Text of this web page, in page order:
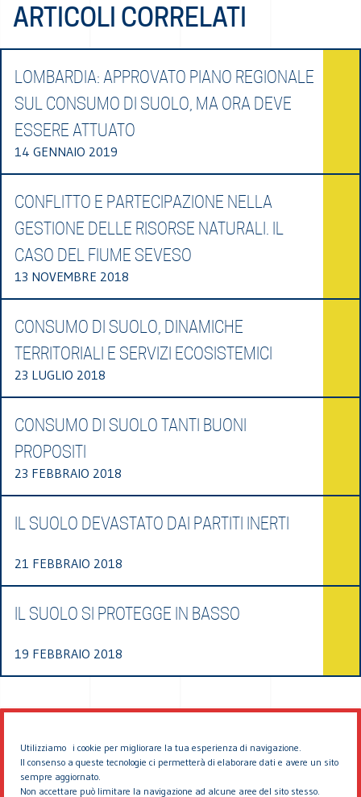
Utilizziamo i cookie per migliorare la tua esperienza di navigazione.
Il consenso a queste tecnologie ci permetterà di elaborare dati e avere un sito
sempre aggiornato.
Non accettare può limitare la navigazione ad alcune aree del sito stesso.
ARTICOLI CORRELATI
LOMBARDIA: APPROVATO PIANO REGIONALE
SUL CONSUMO DI SUOLO, MA ORA DEVE
ESSERE ATTUATO
14 GENNAIO 2019
CONFLITTO E PARTECIPAZIONE NELLA
GESTIONE DELLE RISORSE NATURALI. IL
CASO DEL FIUME SEVESO
13 NOVEMBRE 2018
CONSUMO DI SUOLO, DINAMICHE
TERRITORIALI E SERVIZI ECOSISTEMICI
23 LUGLIO 2018
CONSUMO DI SUOLO TANTI BUONI
PROPOSITI
23 FEBBRAIO 2018
IL SUOLO DEVASTATO DAI PARTITI INERTI
21 FEBBRAIO 2018
IL SUOLO SI PROTEGGE IN BASSO
19 FEBBRAIO 2018